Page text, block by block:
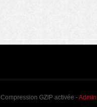
GZIP activée -